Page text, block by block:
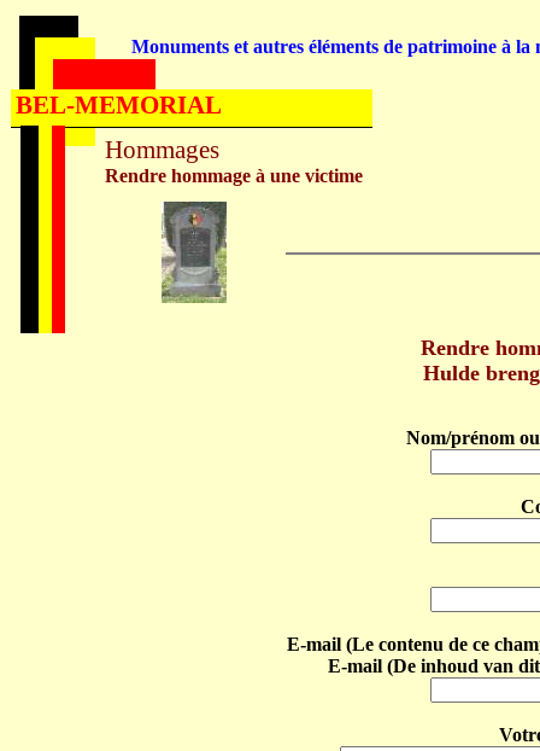
Rendre
Hulde
Nom/prénom
E-mail (Le contenu de ce
E-mail (De inhoud van
Hommages
Rendre hommage à une victime
Monuments et autres éléments de patrimoine à la
BEL-MEMORIAL